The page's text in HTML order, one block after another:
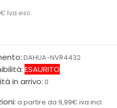
Iva esc.
DAHUA-NVR4432
ESAURITO
in arrivo: 0
a partire da 9,99€ iva incl.